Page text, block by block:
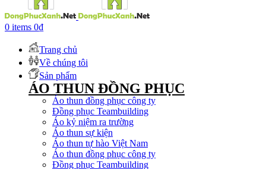
0 items 0₫
Trang chủ
Về chúng tôi
Sản phẩm
ÁO THUN ĐỒNG PHỤC
Áo thun đồng phục công ty
Đồng phục Teambuilding
Áo kỷ niệm ra trường
Áo thun sự kiện
Áo thun tự hào Việt Nam
Áo thun đồng phục công ty
Đồng phục Teambuilding